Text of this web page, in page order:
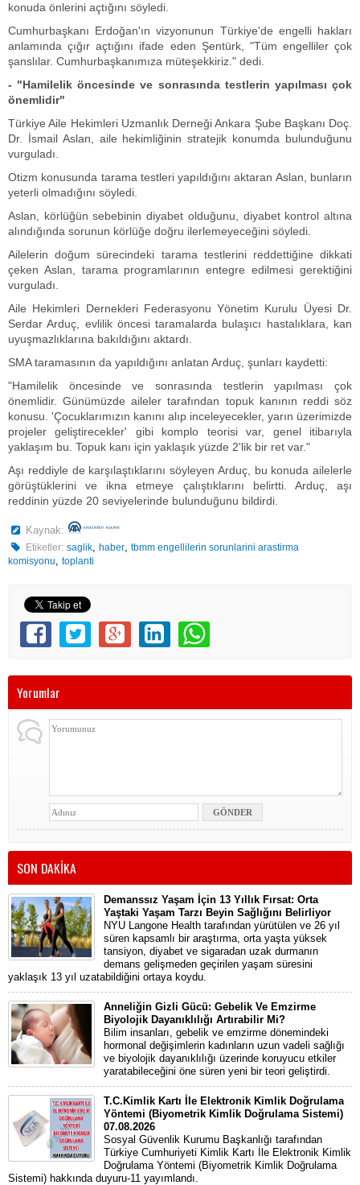
konuda önlerini açtığını söyledi.
Cumhurbaşkanı Erdoğan'ın vizyonunun Türkiye'de engelli hakları
anlamında çığır açtığını ifade eden Şentürk, "Tüm engelliler çok
şanslılar. Cumhurbaşkanımıza müteşekkiriz." dedi.
- "Hamilelik öncesinde ve sonrasında testlerin yapılması çok
önemlidir"
Türkiye Aile Hekimleri Uzmanlık Derneği Ankara Şube Başkanı Doç.
Dr. İsmail Aslan, aile hekimliğinin stratejik konumda bulunduğunu
vurguladı.
Otizm konusunda tarama testleri yapıldığını aktaran Aslan, bunların
yeterli olmadığını söyledi.
Aslan, körlüğün sebebinin diyabet olduğunu, diyabet kontrol altına
alındığında sorunun körlüğe doğru ilerlemeyeceğini söyledi.
Ailelerin doğum sürecindeki tarama testlerini reddettiğine dikkati
çeken Aslan, tarama programlarının entegre edilmesi gerektiğini
vurguladı.
Aile Hekimleri Dernekleri Federasyonu Yönetim Kurulu Üyesi Dr.
Serdar Arduç, evlilik öncesi taramalarda bulaşıcı hastalıklara, kan
uyuşmazlıklarına bakıldığını aktardı.
SMA taramasının da yapıldığını anlatan Arduç, şunları kaydetti:
"Hamilelik öncesinde ve sonrasında testlerin yapılması çok
önemlidir. Günümüzde aileler tarafından topuk kanının reddi söz
konusu. 'Çocuklarımızın kanını alıp inceleyecekler, yarın üzerimizde
projeler geliştirecekler' gibi komplo teorisi var, genel itibarıyla
yaklaşım bu. Topuk kanı için yaklaşık yüzde 2'lik bir ret var."
Aşı reddiyle de karşılaştıklarını söyleyen Arduç, bu konuda ailelerle
görüştüklerini ve ikna etmeye çalıştıklarını belirtti. Arduç, aşı
reddinin yüzde 20 seviyelerinde bulunduğunu bildirdi.
Kaynak:
Etiketler: saglik,haber,tbmm engellilerin sorunlarini arastirma
komisyonu, toplanti
Yorumlar
SON DAKİKA
Demanssız Yaşam İçin 13 Yıllık Fırsat: Orta
Yaştaki Yaşam Tarzı Beyin Sağlığını Belirliyor
NYU Langone Health tarafından yürütülen ve 26 yıl
süren kapsamlı bir araştırma, orta yaşta yüksek
tansiyon, diyabet ve sigaradan uzak durmanın
demans gelişmeden geçirilen yaşam süresini
yaklaşık 13 yıl uzatabildiğini ortaya koydu.
Anneliğin Gizli Gücü: Gebelik Ve Emzirme
Biyolojik Dayanıklılığı Artırabilir Mi?
Bilim insanları, gebelik ve emzirme dönemindeki
hormonal değişimlerin kadınların uzun vadeli sağlığı
ve biyolojik dayanıklılığı üzerinde koruyucu etkiler
yaratabileceğini öne süren yeni bir teori geliştirdi.
T.C.Kimlik Kartı İle Elektronik Kimlik Doğrulama
Yöntemi (Biyometrik Kimlik Doğrulama Sistemi)
07.08.2026
Sosyal Güvenlik Kurumu Başkanlığı tarafından
Türkiye Cumhuriyeti Kimlik Kartı İle Elektronik Kimlik
Doğrulama Yöntemi (Biyometrik Kimlik Doğrulama
Sistemi) hakkında duyuru-11 yayımlandı.